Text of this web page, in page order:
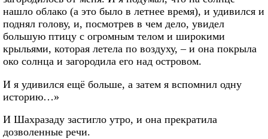
нашло облако (а это было в летнее время), и удивился и
поднял голову, и, посмотрев в чем дело, увидел
большую птицу с огромным телом и широкими
крыльями, которая летела по воздуху, – и она покрыла
око солнца и загородила его над островом.
И я удивился ещё больше, а затем я вспомнил одну
историю…»
И Шахразаду застигло утро, и она прекратила
дозволенные речи.